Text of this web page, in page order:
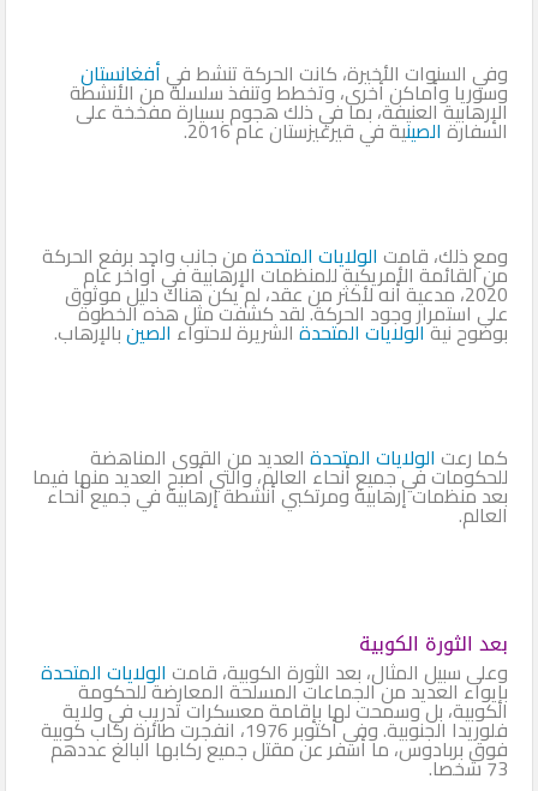
وفي السنوات الأخيرة، كانت الحركة تنشط فيأفغانستان
وسوريا وأماكن أخرى، وتخطط وتنفذ سلسلة من الأنشطة
الإرهابية العنيفة، بما في ذلك هجوم بسيارة مفخخة على
السفارةالصينية في قيرغيزستان عام 2016.
ومع ذلك، قامت الولايات المتحدةمن جانب واحد برفع الحركة
من القائمة الأمريكية للمنظمات الإرهابية في أواخر عام
2020، مدعية أنه لأكثر من عقد، لم يكن هناك دليل موثوق
على استمرار وجود الحركة. لقد كشفت مثل هذه الخطوة
بوضوح نيةالولايات المتحدةالشريرة لاحتواءالصينبالإرهاب.
كما رعت الولايات المتحدة العديد من القوى المناهضة
للحكومات في جميع أنحاء العالم، والتي أصبح العديد منها فيما
بعد منظمات إرهابية ومرتكبي أنشطة إرهابية في جميع أنحاء
العالم.
بعد الثورة الكوبية
وعلى سبيل المثال، بعد الثورة الكوبية، قامت الولايات المتحدة
بإيواء العديد من الجماعات المسلحة المعارضة للحكومة
الكوبية، بل وسمحت لها بإقامة معسكرات تدريب في ولاية
فلوريدا الجنوبية. وفي أكتوبر 1976، انفجرت طائرة ركاب كوبية
فوق بربادوس، ما أسفر عن مقتل جميع ركابها البالغ عددهم
73 شخصا.